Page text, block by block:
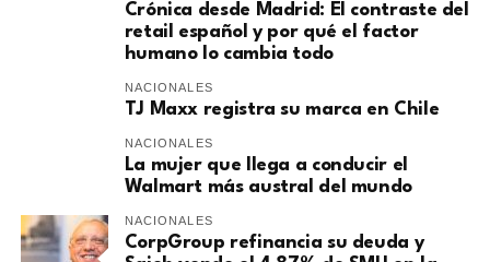
​Crónica desde Madrid: El contraste del
retail español y por qué el factor
humano lo cambia todo
NACIONALES
TJ Maxx registra su marca en Chile
NACIONALES
La mujer que llega a conducir el
Walmart más austral del mundo
NACIONALES
CorpGroup refinancia su deuda y